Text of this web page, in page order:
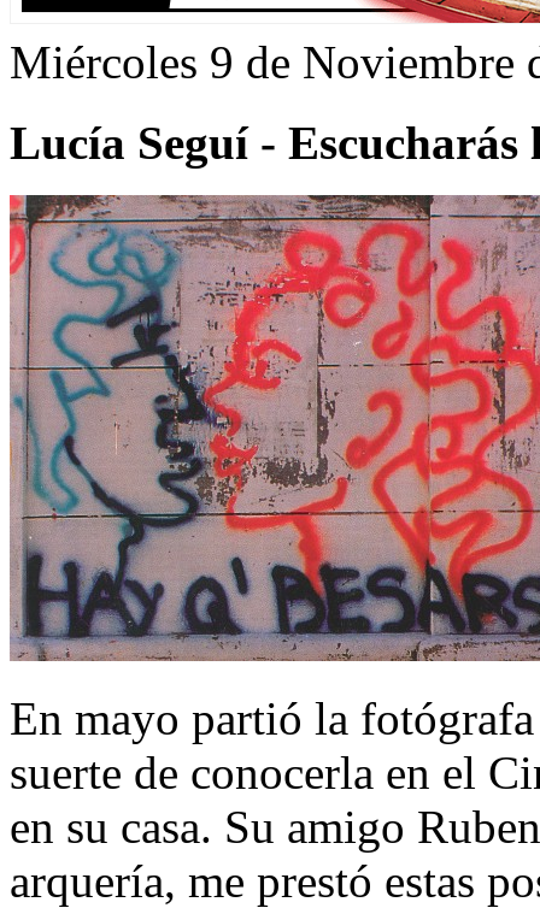
Miércoles 9 de Noviembre
Lucía Seguí - Escucharás
En mayo partió la
suerte de conocerla en el
en su casa. Su amigo
arquería, me prestó estas